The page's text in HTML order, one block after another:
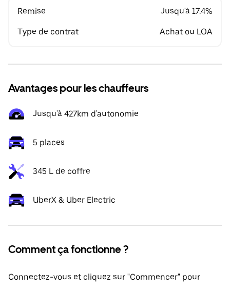
Remise Jusqu'à 17.4%
Type de contrat Achat ou LOA
Avantages pour les chauffeurs
Jusqu'à 427km d'autonomie
5 places
345 L de coffre
UberX & Uber Electric
Comment ça fonctionne ?
Connectez-vous et cliquez sur "Commencer" pour